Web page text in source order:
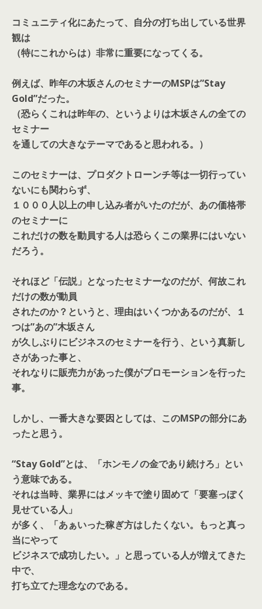
コミュニティ化にあたって、自分の打ち出している世界
観は
（特にこれからは）非常に重要になってくる。
例えば、昨年の木坂さんのセミナーのMSPは”Stay
Gold”だった。
（恐らくこれは昨年の、というよりは木坂さんの全ての
セミナー
を通しての大きなテーマであると思われる。）
このセミナーは、プロダクトローンチ等は一切行ってい
ないにも関わらず、
１０００人以上の申し込み者がいたのだが、あの価格帯
のセミナーに
これだけの数を動員する人は恐らくこの業界にはいない
だろう。
それほど「伝説」となったセミナーなのだが、何故これ
だけの数が動員
されたのか？というと、理由はいくつかあるのだが、１
つは”あの”木坂さん
が久しぶりにビジネスのセミナーを行う、という真新し
さがあった事と、
それなりに販売力があった僕がプロモーションを行った
事。
しかし、一番大きな要因としては、このMSPの部分にあ
ったと思う。
“Stay Gold”とは、「ホンモノの金であり続けろ」とい
う意味である。
それは当時、業界にはメッキで塗り固めて「要塞っぽく
見せている人」
が多く、「あぁいった稼ぎ方はしたくない。もっと真っ
当にやって
ビジネスで成功したい。」と思っている人が増えてきた
中で、
打ち立てた理念なのである。